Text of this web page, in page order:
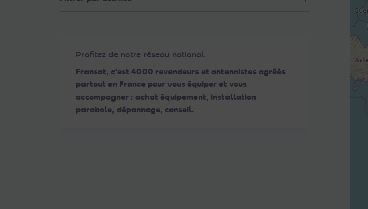
Profitez de notre réseau national.
Fransat, c'est 4000 revendeurs et antennistes agréés
partout en France pour vous équiper et vous
accompagner : achat équipement, installation
parabole, dépannage, conseil.